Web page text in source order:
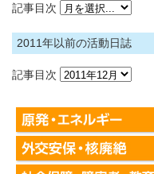
記事目次
2011年以前の活動日誌
記事目次